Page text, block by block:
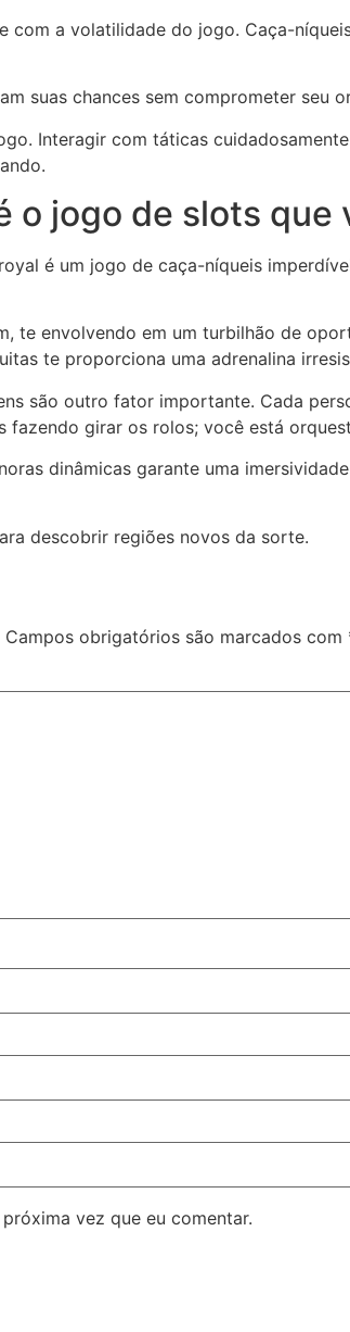
com a volatilidade do jogo. Caça-
suas chances sem comprometer seu
Interagir com táticas
o jogo de slots
é um jogo de caça-níqueis
te envolvendo em um turbilhão de
te proporciona uma adrenalina
são outro fator importante. Cada
girar os rolos; você está
dinâmicas garante uma
descobrir regiões novos da sorte.
Campos obrigatórios são marcados com
vez que eu comentar.